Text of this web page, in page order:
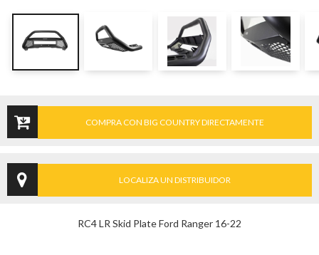
COMPRA CON BIG COUNTRY DIRECTAMENTE
LOCALIZA UN DISTRIBUIDOR
RC4 LR Skid Plate Ford Ranger 16-22